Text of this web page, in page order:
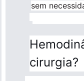
sem
cirurgia?